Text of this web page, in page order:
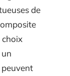
de
choix